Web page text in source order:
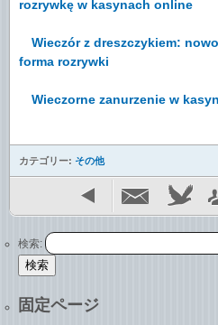
rozrywkę w kasynach online
Wieczór z dreszczykiem:
forma rozrywki
Wieczorne zanurzenie w
カテゴリー: その他
検索:
固定ページ